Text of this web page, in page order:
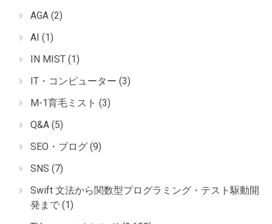
AGA (2)
AI (1)
IN MIST (1)
IT・コンピューター (3)
M-1育毛ミスト (3)
Q&A (5)
SEO・ブログ (9)
SNS (7)
Swift 文法から関数型プログラミング・テスト駆動開
発まで (1)